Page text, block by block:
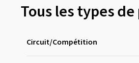
Tous les types
Circuit/Compétition